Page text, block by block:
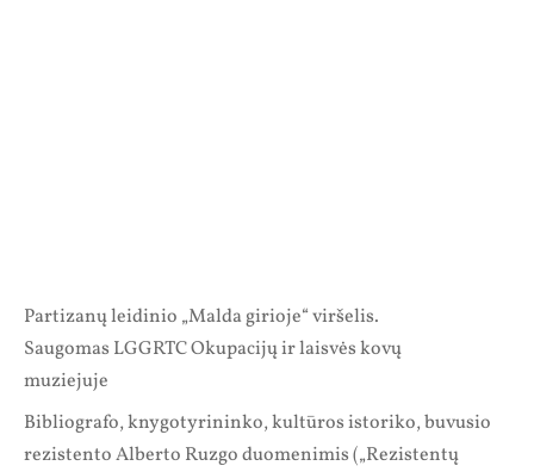
Partizanų leidinio „Malda girioje“ viršelis.
Saugomas LGGRTC Okupacijų ir laisvės kovų
muziejuje
Bibliografo, knygotyrininko, kultūros istoriko, buvusio
rezistento Alberto Ruzgo duomenimis („Rezistentų